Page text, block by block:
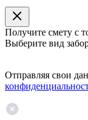
Получите смету с
Выберите вид
Отправляя свои